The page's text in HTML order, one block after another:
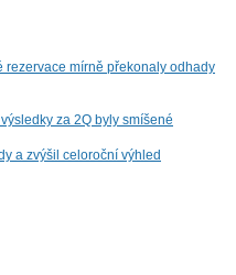
rezervace mírně překonaly odhady
za 2Q byly smíšené
a zvýšil celoroční výhled